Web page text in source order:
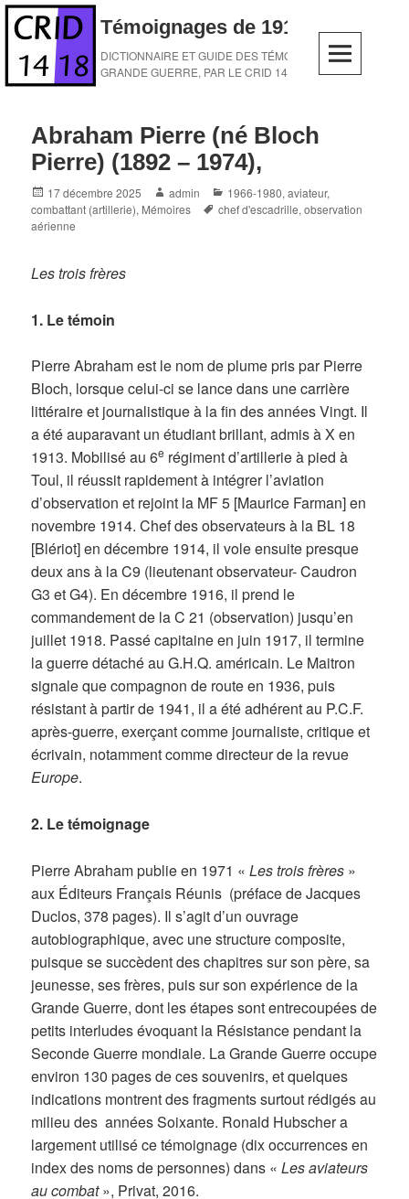
Skip
content
Témoignages de 1914-1918
DICTIONNAIRE ET GUIDE DES TÉMOINS DE LA
GRANDE GUERRE, PAR LE CRID 14-18
Abraham Pierre (né Bloch
Pierre) (1892 – 1974),
Posted
on
17 décembre 2025 Author
admin Categories
1966-1980,aviateur,
combattant (artillerie), Mémoires Tags
chef d'escadrille,observation
aérienne
Les trois frères
1. Le témoin
Pierre Abraham est le nom de plume pris par Pierre
Bloch, lorsque celui-ci se lance dans une carrière
littéraire et journalistique à la fin des années Vingt. Il
a été auparavant un étudiant brillant, admis à X en
1913. Mobilisé au 6e régiment d’artillerie à pied à
Toul, il réussit rapidement à intégrer l’aviation
d’observation et rejoint la MF 5 [Maurice Farman] en
novembre 1914. Chef des observateurs à la BL 18
[Blériot] en décembre 1914, il vole ensuite presque
deux ans à la C9 (lieutenant observateur- Caudron
G3 et G4). En décembre 1916, il prend le
commandement de la C 21 (observation) jusqu’en
juillet 1918. Passé capitaine en juin 1917, il termine
la guerre détaché au G.H.Q. américain. Le Maitron
signale que compagnon de route en 1936, puis
résistant à partir de 1941, il a été adhérent au P.C.F.
après-guerre, exerçant comme journaliste, critique et
écrivain, notamment comme directeur de la revue
Europe.
2. Le témoignage
Pierre Abraham publie en 1971 «Les trois frères »
aux Éditeurs Français Réunis (préface de Jacques
Duclos, 378 pages). Il s’agit d’un ouvrage
autobiographique, avec une structure composite,
puisque se succèdent des chapitres sur son père, sa
jeunesse, ses frères, puis sur son expérience de la
Grande Guerre, dont les étapes sont entrecoupées de
petits interludes évoquant la Résistance pendant la
Seconde Guerre mondiale. La Grande Guerre occupe
environ 130 pages de ces souvenirs, et quelques
indications montrent des fragments surtout rédigés au
milieu des années Soixante. Ronald Hubscher a
largement utilisé ce témoignage (dix occurrences en
index des noms de personnes) dans «Les aviateurs
au combat», Privat, 2016.